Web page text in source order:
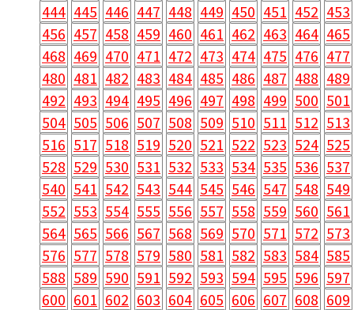
444 445 446 447 448 449 450 451 452 453
456 457 458 459 460 461 462 463 464 465
468 469 470 471 472 473 474 475 476 477
480 481 482 483 484 485 486 487 488 489
492 493 494 495 496 497 498 499 500 501
504 505 506 507 508 509 510 511 512 513
516 517 518 519 520 521 522 523 524 525
528 529 530 531 532 533 534 535 536 537
540 541 542 543 544 545 546 547 548 549
552 553 554 555 556 557 558 559 560 561
564 565 566 567 568 569 570 571 572 573
576 577 578 579 580 581 582 583 584 585
588 589 590 591 592 593 594 595 596 597
600 601 602 603 604 605 606 607 608 609